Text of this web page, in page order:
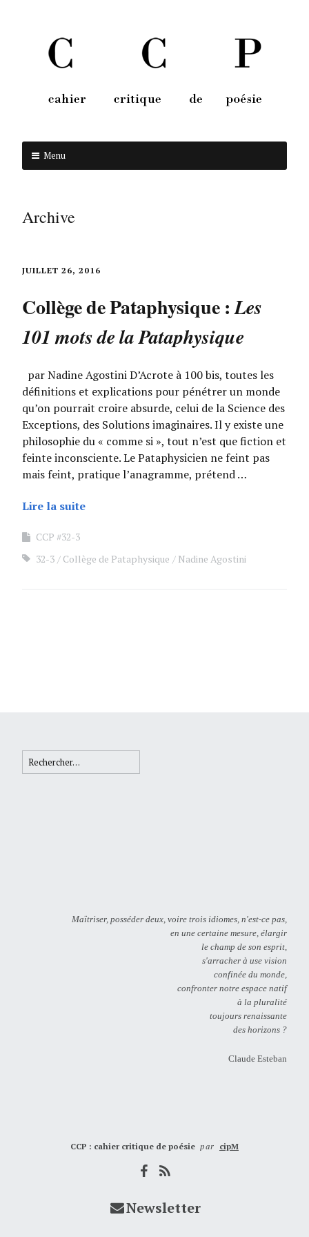
Menu
Archive
JUILLET 26, 2016
Collège de Pataphysique :Les
101 mots de la Pataphysique
par Nadine Agostini D’Acrote à 100 bis, toutes les
définitions et explications pour pénétrer un monde
qu’on pourrait croire absurde, celui de la Science des
Exceptions, des Solutions imaginaires. Il y existe une
philosophie du « comme si », tout n’est que fiction et
feinte inconsciente. Le Pataphysicien ne feint pas
mais feint, pratique l’anagramme, prétend …
Lire la suite
CCP #32-3
32-3
Collège de Pataphysique Nadine Agostini
Rechercher :
Maïtriser, posséder deux, voire trois idiomes, n'est-ce pas,
en une certaine mesure, élargir
le champ de son esprit,
s'arracher à use vision
confinée du monde,
confronter notre espace natif
à la pluralité
toujours renaissante
des horizons ?
Claude Esteban
CCP : cahier critique de poésie par cipM
Newsletter